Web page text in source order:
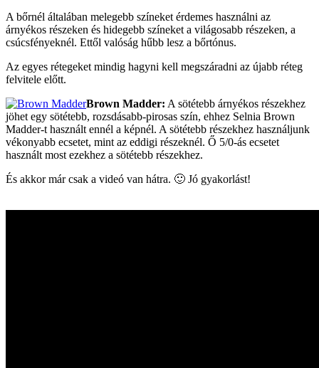
A bőrnél általában melegebb színeket érdemes használni az
árnyékos részeken és hidegebb színeket a világosabb részeken, a
csúcsfényeknél. Ettől valóság hűbb lesz a bőrtónus.
Az egyes rétegeket mindig hagyni kell megszáradni az újabb réteg
felvitele előtt.
Brown Madder: A sötétebb árnyékos részekhez
jöhet egy sötétebb, rozsdásabb-pirosas szín, ehhez Selnia Brown
Madder-t használt ennél a képnél. A sötétebb részekhez használjunk
vékonyabb ecsetet, mint az eddigi részeknél. Ő 5/0-ás ecsetet
használt most ezekhez a sötétebb részekhez.
És akkor már csak a videó van hátra. 🙂 Jó gyakorlást!